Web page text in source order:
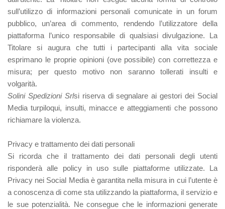
sull’utilizzo di informazioni personali comunicate in un forum
pubblico, un’area di commento, rendendo l’utilizzatore della
piattaforma l’unico responsabile di qualsiasi divulgazione. La
Titolare si augura che tutti i partecipanti alla vita sociale
esprimano le proprie opinioni (ove possibile) con correttezza e
misura; per questo motivo non saranno tollerati insulti e
volgarità.
Solini Spedizioni Srlsi riserva di segnalare ai gestori dei Social
Media turpiloqui, insulti, minacce e atteggiamenti che possono
richiamare la violenza.
Privacy e trattamento dei dati personali
Si ricorda che il trattamento dei dati personali degli utenti
risponderà alle policy in uso sulle piattaforme utilizzate. La
Privacy nei Social Media è garantita nella misura in cui l’utente è
a conoscenza di come sta utilizzando la piattaforma, il servizio e
le sue potenzialità. Ne consegue che le informazioni generate